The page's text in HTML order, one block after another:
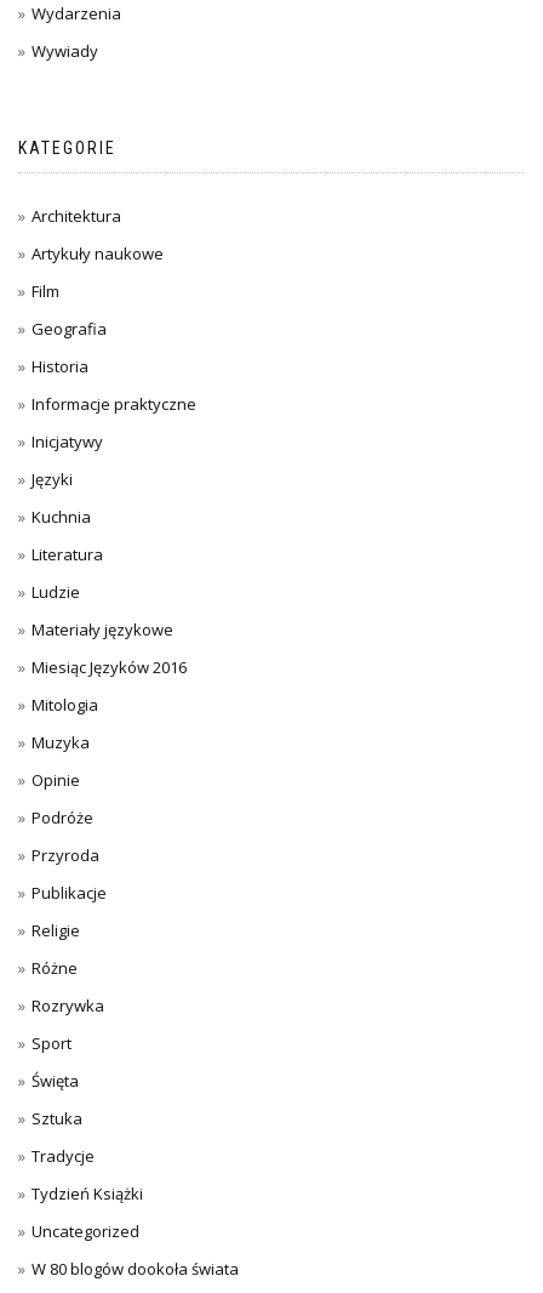
Wydarzenia
Wywiady
KATEGORIE
Architektura
Artykuły naukowe
Film
Geografia
Historia
Informacje praktyczne
Inicjatywy
Języki
Kuchnia
Literatura
Ludzie
Materiały językowe
Miesiąc Języków 2016
Mitologia
Muzyka
Opinie
Podróże
Przyroda
Publikacje
Religie
Różne
Rozrywka
Sport
Święta
Sztuka
Tradycje
Tydzień Książki
Uncategorized
W 80 blogów dookoła świata